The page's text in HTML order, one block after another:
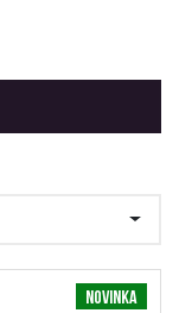
Novinka